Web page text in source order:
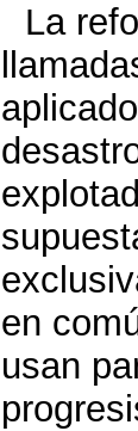
La
en
usan